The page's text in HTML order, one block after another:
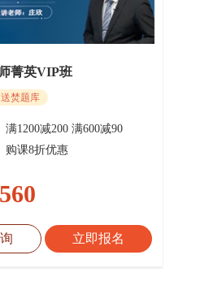
菁英VIP班
送焚题库
满1200减200 满600减90
购课8折优惠
立即报名